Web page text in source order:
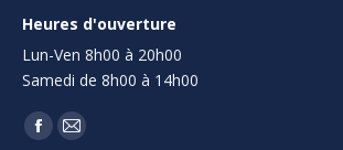
Heures d'ouverture
Lun-Ven 8h00 à 20h00
Samedi de 8h00 à 14h00
Trouvez nous sur :
Facebook
Mail